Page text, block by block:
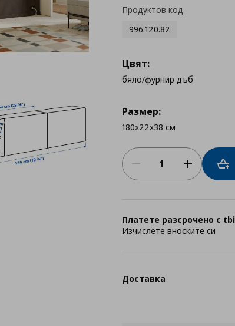
Продуктов код
996.120.82
Цвят:
бяло/фурнир дъб
Размер:
180x22x38 см
Платете разсрочено с tbi
Изчислете вноските си
Доставка